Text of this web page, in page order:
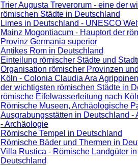
Trier Augusta Treverorum - eine der
römischen Städte in Deutschland
Limes in Deutschland - UNESCO
Mainz Mogontiacum - Hauptort der
Provinz Germania superior
Antikes Rom in Deutschland
Einteilung römischer Städte und
Organisation römischer Provinzen
Köln - Colonia Claudia Ara
der wichtigsten römischen Städte in
römische Eifelwasserleitung nach
Römische Museen, Archäologische
Ausgrabungsstätten in Deutschland -
- Archäologie
Römische Tempel in Deutschland
Römische Bäder und Thermen in
Villa Rustica - Römische Landgüter in
Deutschland